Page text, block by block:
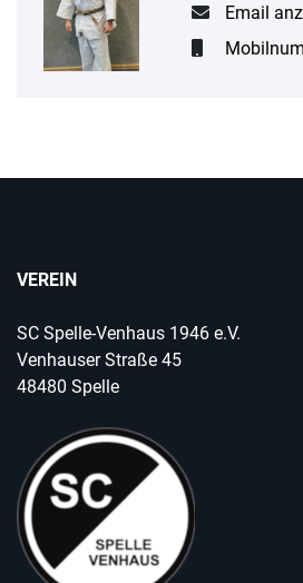
Email
VEREIN
SC Spelle-Venhaus 1946 e.V.
Venhauser Straße 45
48480 Spelle